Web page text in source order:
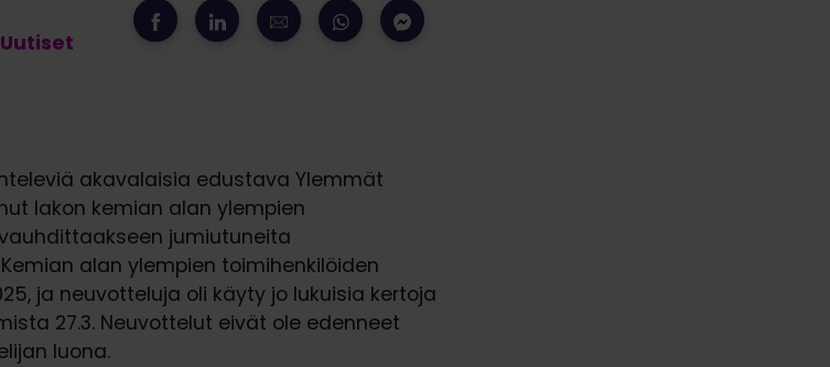
Uutiset
akavalaisia edustava Ylemmät
lakon kemian alan ylempien
jumiutuneita
alan ylempien toimihenkilöiden
ja neuvotteluja oli käyty jo lukuisia kertoja
27.3. Neuvottelut eivät ole edenneet
luona.